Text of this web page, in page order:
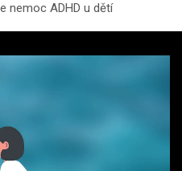
nemoc ADHD u dětí